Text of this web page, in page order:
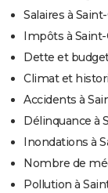
Salaires à
Impôts à
Dette et
Climat et
Accidents à
Délinquance à
Inondations à
Nombre de
Pollution à